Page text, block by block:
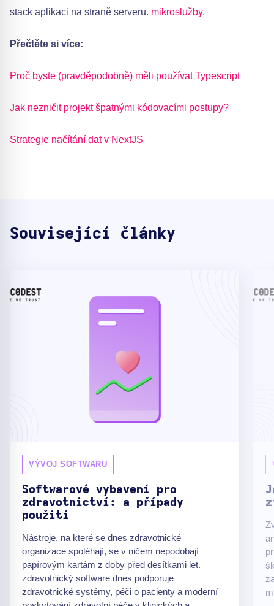
stack aplikaci na straně serveru. mikroslužby.
Přečtěte si více:
Proč byste (pravděpodobně) měli používat Typescript
Jak nezničit projekt špatnými kódovacími postupy?
Strategie načítání dat v NextJS
Související články
VÝVOJ SOFTWARU
Softwarové vybavení pro
zdravotnictví: a případy
použití
Nástroje, na které se dnes zdravotnické
organizace spoléhají, se v ničem nepodobají
papírovým kartám z doby před desítkami let.
zdravotnický software dnes podporuje
zdravotnické systémy, péči o pacienty a moderní